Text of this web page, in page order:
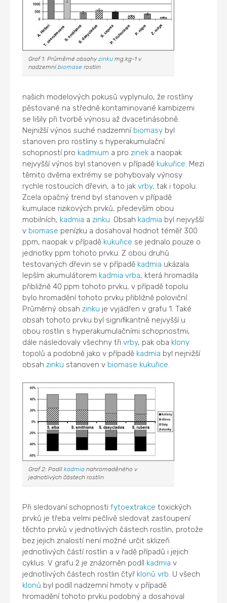
Graf 1: Průměrné obsahyzinku mg.kg-1 v
nadzemníbiomase rostlin
našich modelových pokusů vyplynulo, že rostliny
pěstované na středně kontaminované kambizemi
se lišily při tvorbě výnosu až dvacetinásobně.
Nejnižší výnos suché nadzemní biomasy byl
stanoven pro rostliny s hyperakumulační
schopností pro kadmium a prozinek a naopak
nejvyšší výnos byl stanoven v případě kukuřice. Mezi
těmito dvěma extrémy se pohybovaly výnosy
rychle rostoucích dřevin, a to jakvrby, tak i topolu.
Zcela opačný trend byl stanoven v případě
kumulace rizikových prvků, především obou
mobilních, kadmia azinku. Obsah kadmia byl nejvyšší
v biomase penízku a dosahoval hodnot téměř 300
ppm, naopak v případě kukuřice se jednalo pouze o
jednotky ppm tohoto prvku. Z obou druhů
testovaných dřevin se v případě kadmia ukázala
lepším akumulátorem kadmia vrba, která hromadila
přibližně 40 ppm tohoto prvku, v případě topolu
bylo hromadění tohoto prvku přibližně poloviční.
Průměrný obsahzinku je vyjádřen v grafu 1. Také
obsah tohoto prvku byl signifikantně nejvyšší u
obou rostlin s hyperakumulačními schopnostmi,
dále následovaly všechny třivrby, pak oba klony
topolů a podobně jako v případě kadmia byl nejnižší
obsahzinku stanoven v biomase kukuřice.
Graf 2: Podílkadmia nahromaděného v
jednotlivých částech rostlin
Při sledovaní schopnostifytoextrakce toxických
prvků je třeba velmi pečlivě sledovat zastoupení
těchto prvků v jednotlivých částech rostlin, protože
bez jejich znalostí není možné určit sklizeň
jednotlivých částí rostlin a v řadě případů i jejich
cyklus. V grafu 2 je znázorněn podíl kadmia v
jednotlivých částech rostlin čtyř klonů vrb . U všech
klonů byl podíl nadzemní hmoty v případě
hromadění tohoto prvku podobný a dosahoval